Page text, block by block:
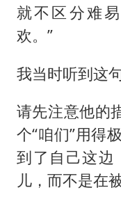
就不区分难
欢。”
我当时听到这
请先注意他的
个“咱们”用得
到了自己这边
儿，而不是在